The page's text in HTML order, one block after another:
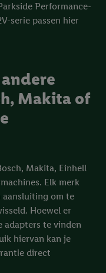
Performance-
serie passen hier
Makita of
Makita, Einhell
Elk merk
aansluiting om te
Hoewel er
adapters te vinden
hiervan kan je
direct